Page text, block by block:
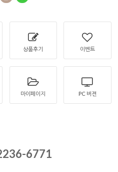
상품후기 이벤트
마이페이지 PC 버젼
6771